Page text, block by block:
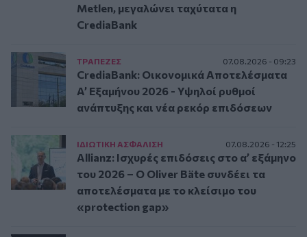
Metlen, μεγαλώνει ταχύτατα η
CrediaBank
ΤΡAΠΕΖΕΣ 07.08.2026 - 09:23
CrediaBank: Οικονομικά Αποτελέσματα
A’ Εξαμήνου 2026 - Υψηλοί ρυθμοί
ανάπτυξης και νέα ρεκόρ επιδόσεων
ΙΔΙΩΤΙΚΗ ΑΣΦAΛΙΣΗ 07.08.2026 - 12:25
Allianz: Ισχυρές επιδόσεις στο α’ εξάμηνο
του 2026 – Ο Oliver Bäte συνδέει τα
αποτελέσματα με το κλείσιμο του
«protection gap»